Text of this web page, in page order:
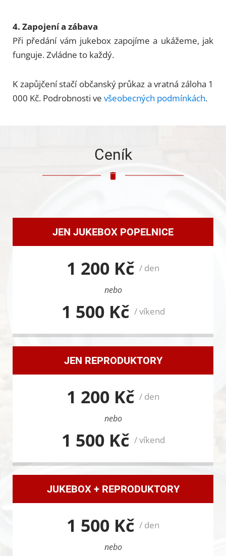
4. Zapojení a zábava
Při předání vám jukebox zapojíme a ukážeme, jak
funguje. Zvládne to každý.
K zapůjčení stačí občanský průkaz a vratná záloha 1
000 Kč. Podrobnosti ve všeobecných podmínkách.
Ceník
JEN JUKEBOX POPELNICE
1 200 Kč / den
nebo
1 500 Kč / víkend
JEN REPRODUKTORY
1 200 Kč / den
nebo
1 500 Kč / víkend
JUKEBOX + REPRODUKTORY
1 500 Kč / den
nebo